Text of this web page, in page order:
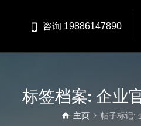
咨询 19886147890
标签档案: 企业
主页 帖子标记: